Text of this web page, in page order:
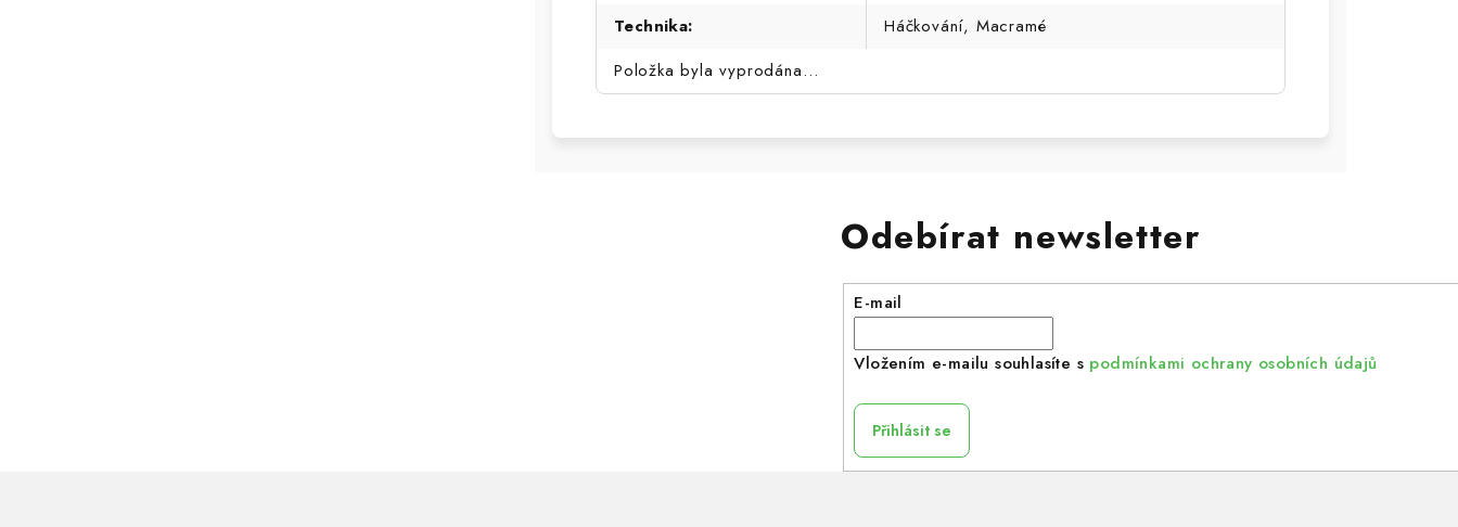
Technika:
Háčkování, Macramé
Položka byla vyprodána…
Odebírat newsletter
E-mail
Vložením e-mailu souhlasíte s podmínkami ochrany osobních údajů
Přihlásit se